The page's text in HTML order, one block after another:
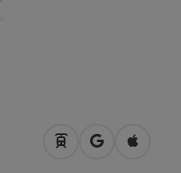
Anreise mit
in Google
in